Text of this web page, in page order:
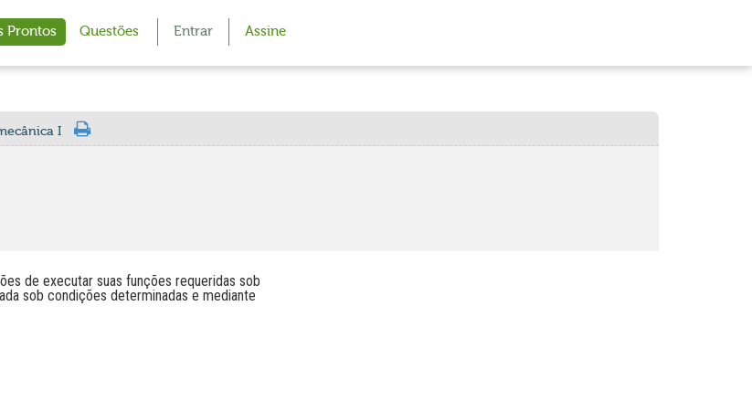
Prontos Questões Entrar Assine
I
de executar suas funções requeridas sob
sob condições determinadas e mediante